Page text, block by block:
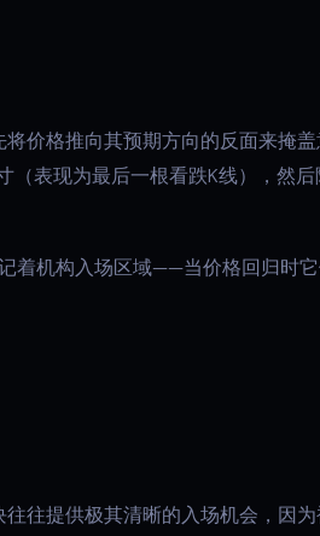
价格推向其预期方向的反面来掩
（表现为最后一根看跌K线），然后
着机构入场区域——当价格回归时
往提供极其清晰的入场机会，因为